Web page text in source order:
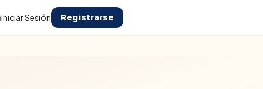
Iniciar Sesión Registrarse